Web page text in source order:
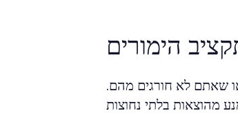
הימורים
שאתם לא חורגים מהם.